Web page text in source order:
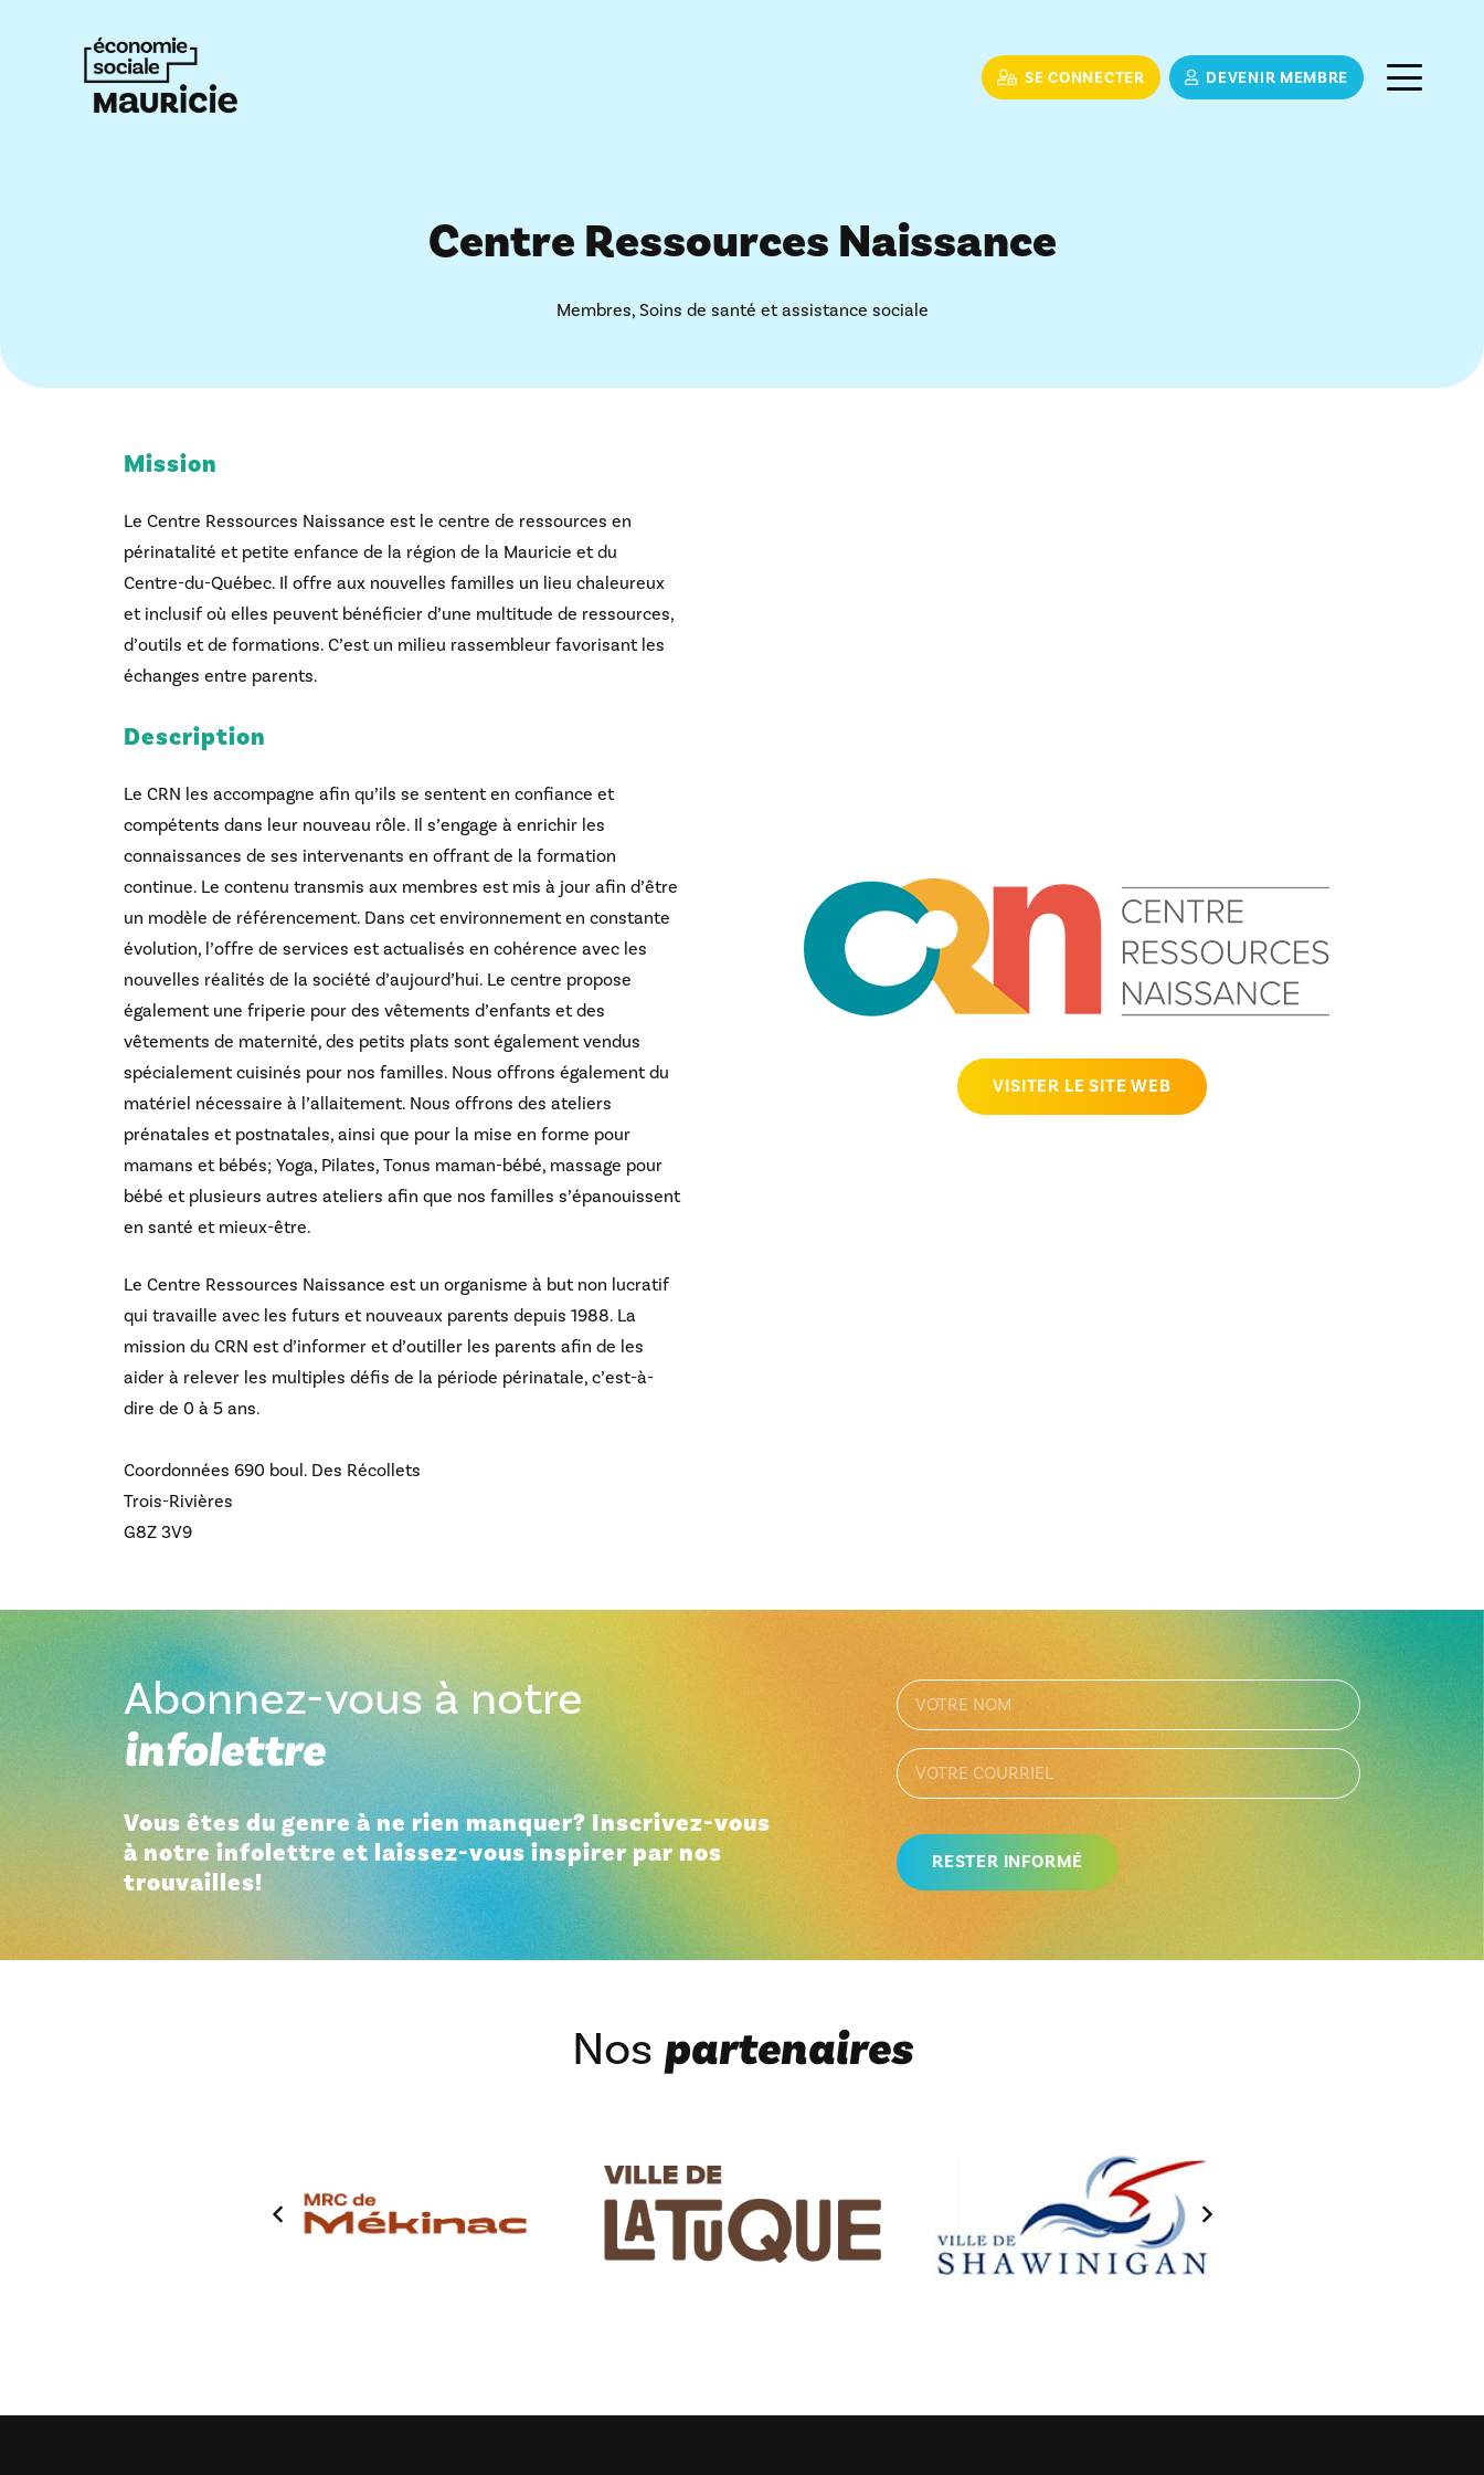
SE CONNECTER DEVENIR MEMBRE
Centre Ressources Naissance
Membres, Soins de santé et assistance sociale
Mission
Le Centre Ressources Naissance est le centre de ressources en
périnatalité et petite enfance de la région de la Mauricie et du
Centre-du-Québec. Il offre aux nouvelles familles un lieu chaleureux
et inclusif où elles peuvent bénéficier d’une multitude de ressources,
d’outils et de formations. C’est un milieu rassembleur favorisant les
échanges entre parents.
Description
Le CRN les accompagne afin qu’ils se sentent en confiance et
compétents dans leur nouveau rôle. Il s’engage à enrichir les
connaissances de ses intervenants en offrant de la formation
continue. Le contenu transmis aux membres est mis à jour afin d’être
un modèle de référencement. Dans cet environnement en constante
évolution, l’offre de services est actualisés en cohérence avec les
nouvelles réalités de la société d’aujourd’hui. Le centre propose
également une friperie pour des vêtements d’enfants et des
vêtements de maternité, des petits plats sont également vendus
spécialement cuisinés pour nos familles. Nous offrons également du
matériel nécessaire à l’allaitement. Nous offrons des ateliers
prénatales et postnatales, ainsi que pour la mise en forme pour
mamans et bébés; Yoga, Pilates, Tonus maman-bébé, massage pour
bébé et plusieurs autres ateliers afin que nos familles s’épanouissent
en santé et mieux-être.
Le Centre Ressources Naissance est un organisme à but non lucratif
qui travaille avec les futurs et nouveaux parents depuis 1988. La
mission du CRN est d’informer et d’outiller les parents afin de les
aider à relever les multiples défis de la période périnatale, c’est-à-
dire de 0 à 5 ans.
Coordonnées 690 boul. Des Récollets
Trois-Rivières
G8Z 3V9
VISITER LE SITE WEB
Abonnez-vous à notre
infolettre
Vous êtes du genre à ne rien manquer? Inscrivez-vous
à notre infolettre et laissez-vous inspirer par nos
trouvailles!
Nos partenaires